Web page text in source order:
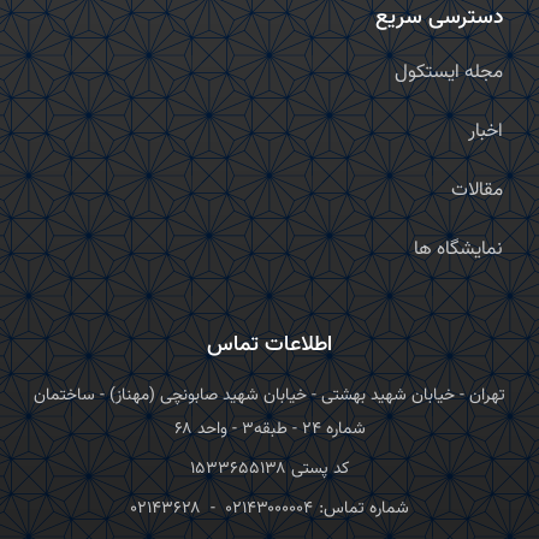
دسترسی سریع
مجله ایستکول
اخبار
مقالات
نمایشگاه ها
اطلاعات تماس
تهران - خیابان شهید بهشتی - خیابان شهید صابونچی (مهناز) - ساختمان
شماره ۲۴ - طبقه۳ - واحد ۶۸
کد پستی ۱۵۳۳۶۵۵۱۳۸
شماره تماس: ۰۲۱۴۳۰۰۰۰۰۴ - ۰۲۱۴۳۶۲۸